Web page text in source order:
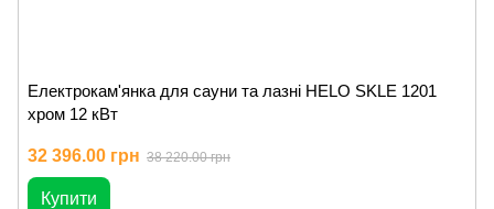
Електрокам'янка для сауни та лазні HELO SKLE 1201
хром 12 кВт
32 396.00 грн 38 220.00 грн
Купити